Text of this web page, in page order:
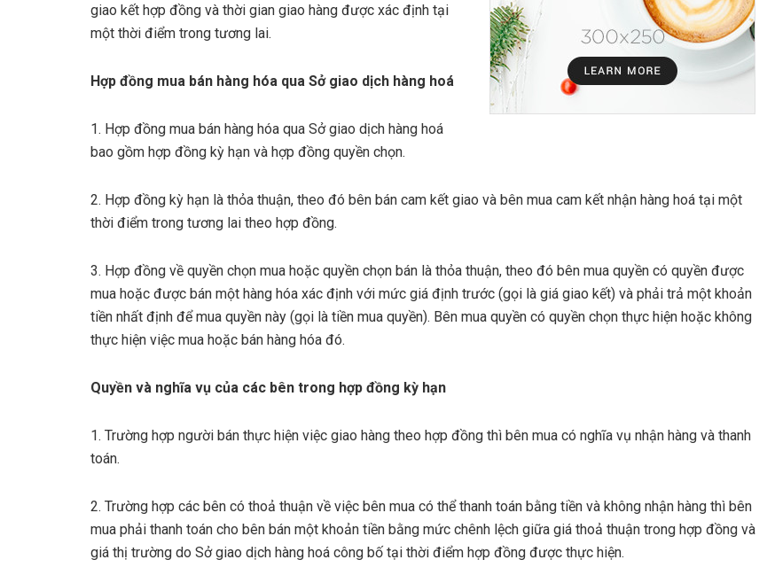
giao kết hợp đồng và thời gian giao hàng được xác định tại
một thời điểm trong tương lai.
Hợp đồng mua bán hàng hóa qua Sở giao dịch hàng hoá
1. Hợp đồng mua bán hàng hóa qua Sở giao dịch hàng hoá
bao gồm hợp đồng kỳ hạn và hợp đồng quyền chọn.
2. Hợp đồng kỳ hạn là thỏa thuận, theo đó bên bán cam kết giao và bên mua cam kết nhận hàng hoá tại một
thời điểm trong tương lai theo hợp đồng.
3. Hợp đồng về quyền chọn mua hoặc quyền chọn bán là thỏa thuận, theo đó bên mua quyền có quyền được
mua hoặc được bán một hàng hóa xác định với mức giá định trước (gọi là giá giao kết) và phải trả một khoản
tiền nhất định để mua quyền này (gọi là tiền mua quyền). Bên mua quyền có quyền chọn thực hiện hoặc không
thực hiện việc mua hoặc bán hàng hóa đó.
Quyền và nghĩa vụ của các bên trong hợp đồng kỳ hạn
1. Trường hợp người bán thực hiện việc giao hàng theo hợp đồng thì bên mua có nghĩa vụ nhận hàng và thanh
toán.
2. Trường hợp các bên có thoả thuận về việc bên mua có thể thanh toán bằng tiền và không nhận hàng thì bên
mua phải thanh toán cho bên bán một khoản tiền bằng mức chênh lệch giữa giá thoả thuận trong hợp đồng và
giá thị trường do Sở giao dịch hàng hoá công bố tại thời điểm hợp đồng được thực hiện.